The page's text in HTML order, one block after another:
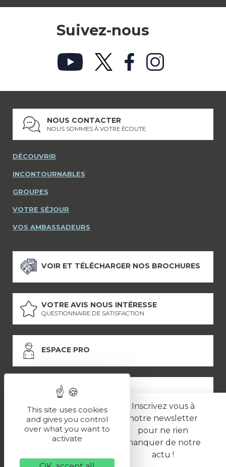
Inscrivez vous à
notre newsletter
pour ne rien
manquer de notre
actu !
Suivez-nous
NOUS CONTACTER
NOUS SOMMES À VOTRE ÉCOUTE
DÉCOUVRIR
INCONTOURNABLES
GROUPES
VOTRE SÉJOUR
VOS AMBASSADEURS
VOIR ET TÉLÉCHARGER NOS BROCHURES
VOTRE AVIS NOUS INTÉRESSE
QUESTIONNAIRE DE SATISFACTION
ESPACE PRO
ESPACE PRESSE
LES PARTENAIRES
Politique de confidentialité
This site uses cookies
and gives you control
over what you want to
activate